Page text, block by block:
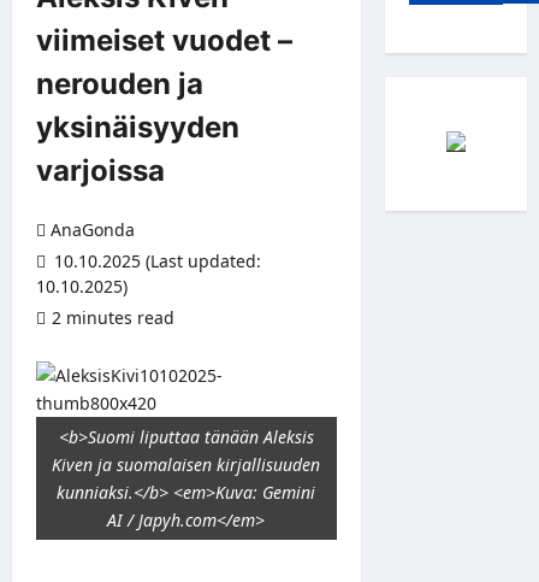
viimeiset vuodet –
nerouden ja
yksinäisyyden
varjoissa
AnaGonda
10.10.2025 (Last updated:
10.10.2025)
2 minutes read
<b>Suomi liputtaa tänään Aleksis
Kiven ja suomalaisen kirjallisuuden
kunniaksi.</b> <em>Kuva: Gemini
AI / Japyh.com</em>